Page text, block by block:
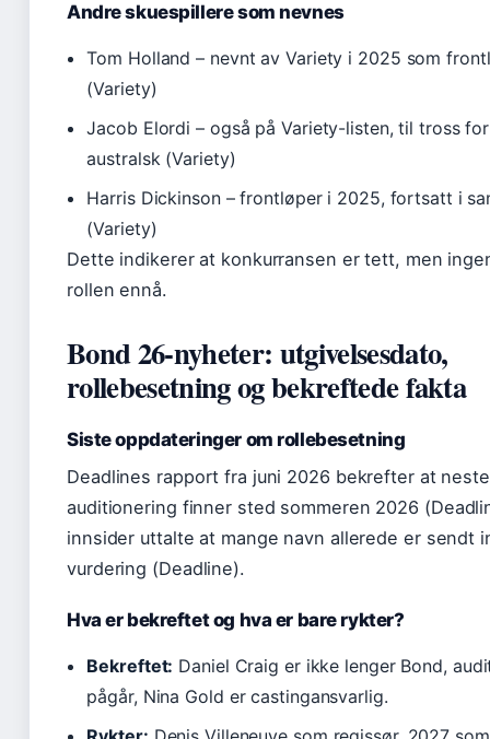
Andre skuespillere som nevnes
Tom Holland – nevnt av Variety i 2025 som
(Variety)
Jacob Elordi – også på Variety-listen, til tross
australsk (Variety)
Harris Dickinson – frontløper i 2025, fortsatt i
(Variety)
Dette indikerer at konkurransen er tett, men
rollen ennå.
Bond 26-nyheter: utgivelsesdato,
rollebesetning og bekreftede fakta
Siste oppdateringer om rollebesetning
Deadlines rapport fra juni 2026 bekrefter at
auditionering finner sted sommeren 2026
innsider uttalte at mange navn allerede er sendt
vurdering (Deadline).
Hva er bekreftet og hva er bare rykter?
Bekreftet: Daniel Craig er ikke lenger Bond,
pågår, Nina Gold er castingansvarlig.